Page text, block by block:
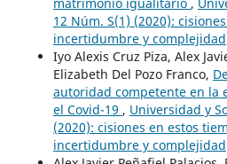
12 Núm. S(1) (2020):
incertidumbre y complejidad
Iyo Alexis Cruz Piza, Alex
Elizabeth Del Pozo Franco,
autoridad competente en la
el Covid-19 , Universidad y
(2020): cisiones en estos
incertidumbre y complejidad